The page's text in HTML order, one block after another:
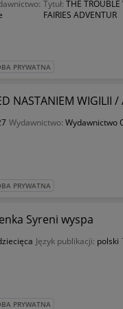
Tytuł: THE
FAIRIES ADVENTUR
PRYWATNA
NASTANIEM WIGILII /
Wydawnictwo: Wydawnictwo
PRYWATNA
Syreni wyspa
Język publikacji: polski
PRYWATNA